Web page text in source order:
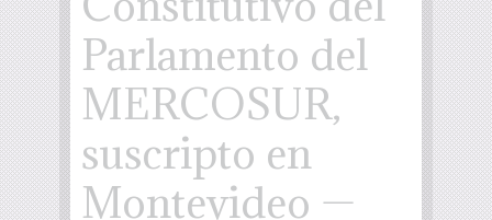
Parlamento del
MERCOSUR,
suscripto en
Montevideo —